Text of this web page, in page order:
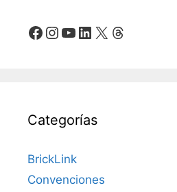
Facebook
Instagram
YouTube
LinkedIn
X Threads
Categorías
BrickLink
Convenciones